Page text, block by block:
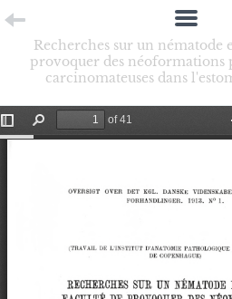
Recherches sur un nématode
provoquer des néoformations
carcinomateuses dans